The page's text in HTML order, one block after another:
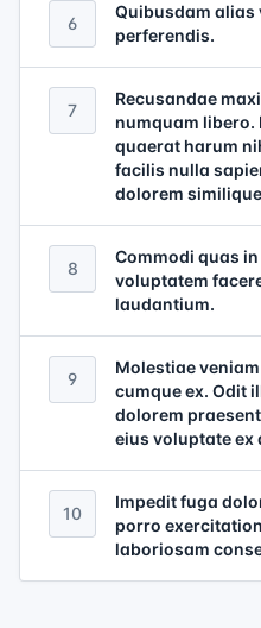
6
Quibusdam alias
perferendis.
7
Recusandae
numquam libero.
quaerat harum
facilis nulla
dolorem
8
Commodi quas
voluptatem
laudantium.
9
Molestiae
cumque ex. Odit
dolorem
eius voluptate ex
10
Impedit fuga
porro
laboriosam